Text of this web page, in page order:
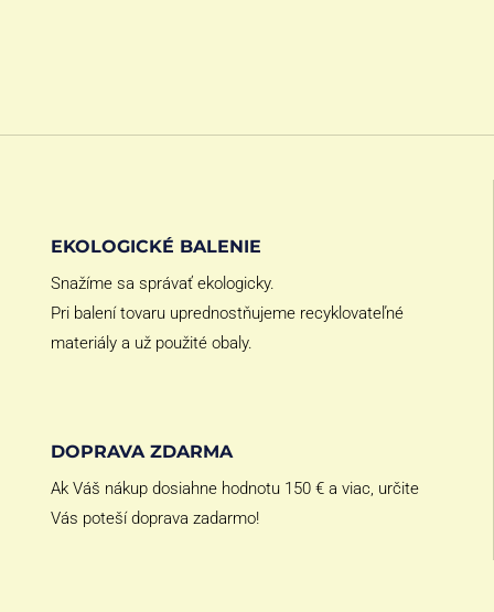
EKOLOGICKÉ BALENIE
Snažíme sa správať ekologicky.
Pri balení tovaru uprednostňujeme recyklovateľné
materiály a už použité obaly.
DOPRAVA ZDARMA
Ak Váš nákup dosiahne hodnotu 150 € a viac, určite
Vás poteší doprava zadarmo!